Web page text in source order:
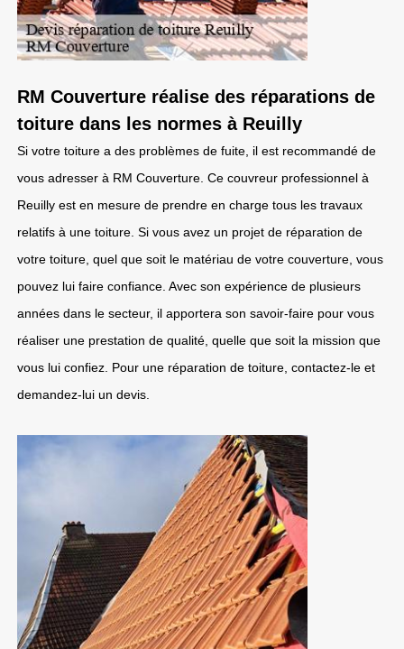
RM Couverture réalise des réparations de
toiture dans les normes à Reuilly
Si votre toiture a des problèmes de fuite, il est recommandé de
vous adresser à RM Couverture. Ce couvreur professionnel à
Reuilly est en mesure de prendre en charge tous les travaux
relatifs à une toiture. Si vous avez un projet de réparation de
votre toiture, quel que soit le matériau de votre couverture, vous
pouvez lui faire confiance. Avec son expérience de plusieurs
années dans le secteur, il apportera son savoir-faire pour vous
réaliser une prestation de qualité, quelle que soit la mission que
vous lui confiez. Pour une réparation de toiture, contactez-le et
demandez-lui un devis.